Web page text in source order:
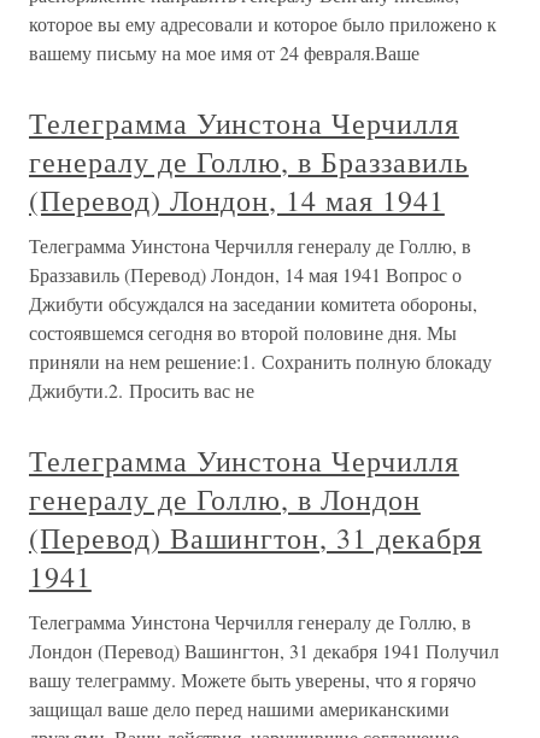
которое вы ему адресовали и которое было приложено к
вашему письму на мое имя от 24 февраля.Ваше
Телеграмма Уинстона Черчилля
генералу де Голлю, в Браззавиль
(Перевод) Лондон, 14 мая 1941
Телеграмма Уинстона Черчилля генералу де Голлю, в
Браззавиль (Перевод) Лондон, 14 мая 1941 Вопрос о
Джибути обсуждался на заседании комитета обороны,
состоявшемся сегодня во второй половине дня. Мы
приняли на нем решение:1. Сохранить полную блокаду
Джибути.2. Просить вас не
Телеграмма Уинстона Черчилля
генералу де Голлю, в Лондон
(Перевод) Вашингтон, 31 декабря
1941
Телеграмма Уинстона Черчилля генералу де Голлю, в
Лондон (Перевод) Вашингтон, 31 декабря 1941 Получил
вашу телеграмму. Можете быть уверены, что я горячо
защищал ваше дело перед нашими американскими